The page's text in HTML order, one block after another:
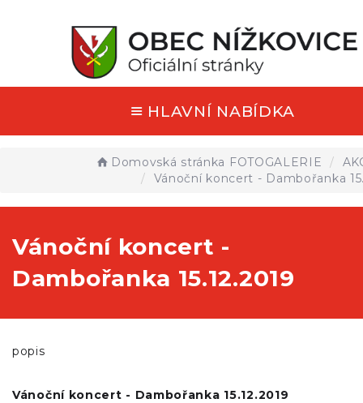
HLAVNÍ NABÍDKA
Domovská stránka FOTOGALERIE
Vánoční koncert - Dambořanka
Vánoční koncert -
Dambořanka 15.12.2019
popis
Vánoční koncert - Dambořanka 15.12.2019